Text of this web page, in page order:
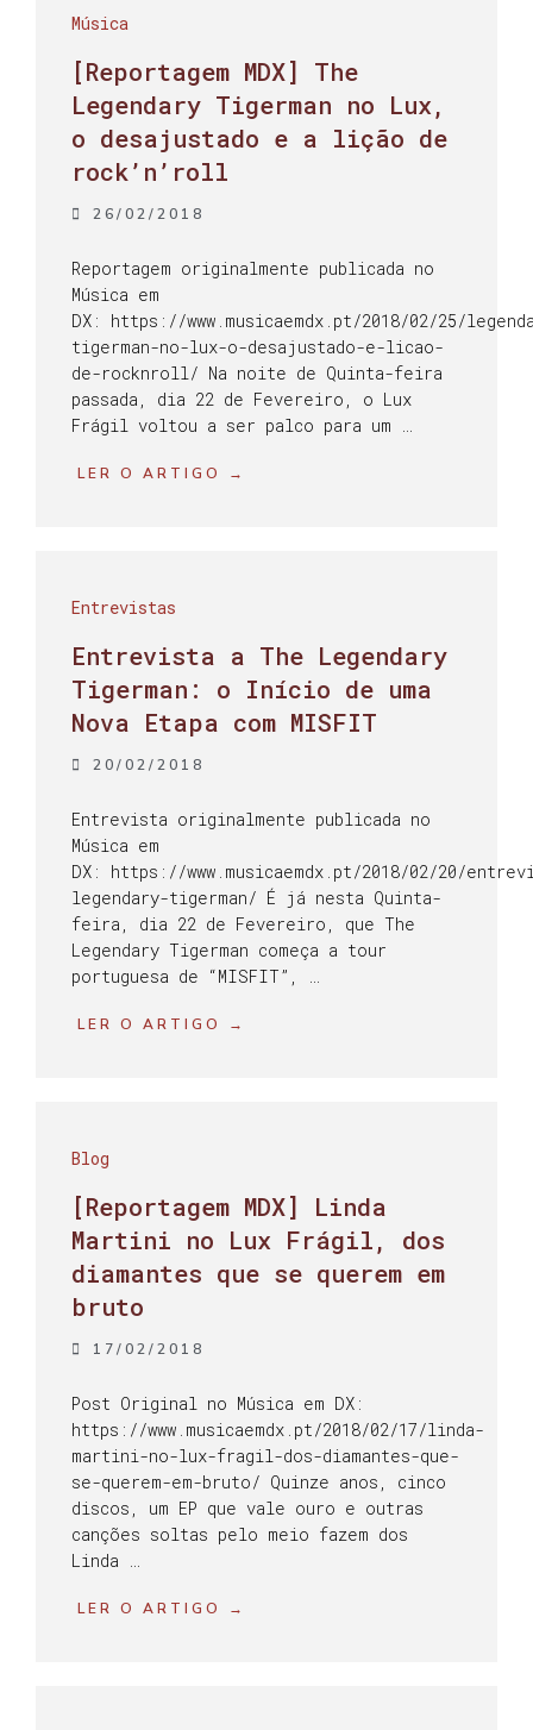
Música
[Reportagem MDX] The
Legendary Tigerman no Lux,
o desajustado e a lição de
rock’n’roll
26/02/2018
Reportagem originalmente publicada no
Música em
DX: https://www.musicaemdx.pt/2018/02/25/
tigerman-no-lux-o-desajustado-e-licao-
de-rocknroll/ Na noite de Quinta-feira
passada, dia 22 de Fevereiro, o Lux
Frágil voltou a ser palco para um …
LER O ARTIGO →
Entrevistas
Entrevista a The Legendary
Tigerman: o Início de uma
Nova Etapa com MISFIT
20/02/2018
Entrevista originalmente publicada no
Música em
DX: https://www.musicaemdx.pt/2018/02/20/
legendary-tigerman/ É já nesta Quinta-
feira, dia 22 de Fevereiro, que The
Legendary Tigerman começa a tour
portuguesa de “MISFIT”, …
LER O ARTIGO →
Blog
[Reportagem MDX] Linda
Martini no Lux Frágil, dos
diamantes que se querem em
bruto
17/02/2018
Post Original no Música em DX:
https://www.musicaemdx.pt/2018/02/17/linda-
martini-no-lux-fragil-dos-diamantes-que-
se-querem-em-bruto/ Quinze anos, cinco
discos, um EP que vale ouro e outras
canções soltas pelo meio fazem dos
Linda …
LER O ARTIGO →